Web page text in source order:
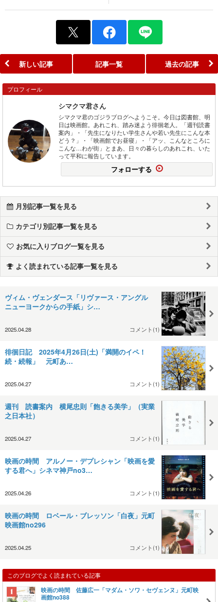
新しい記事 記事一覧 過去の記事
プロフィール
シマクマ君さん
シマクマ君のゴジラブログへようこそ。今日は図書館、明
日は映画館。あれこれ、踏み迷よう徘徊老人。「週刊読書
案内」・「先生になりたい学生さんや若い先生にこんな本
どう？」・「映画館でお昼寝」・「アッ、こんなところに
こんな…わが街」とまあ、日々の暮らしのあれこれ、いた
って平和に報告しています。
フォローする
月別記事一覧を見る
カテゴリ別記事一覧を見る
お気に入りブログ一覧を見る
よく読まれている記事一覧を見る
ヴィム・ヴェンダース「リヴァース・アングル
ニューヨークからの手紙」シ…
2025.04.28 コメント(1)
徘徊日記 2025年4月26日(土)「満開のイペ！
続・続報」 元町あ…
2025.04.27 コメント(1)
週刊 読書案内 横尾忠則「飽きる美学」（実業
之日本社）
2025.04.27 コメント(1)
映画の時間 アルノー・デプレシャン「映画を愛
する君へ」シネマ神戸no3…
2025.04.26 コメント(1)
映画の時間 ロベール・ブレッソン「白夜」元町
映画館no296
2025.04.25 コメント(1)
このブログでよく読まれている記事
映画の時間 佐藤広一「マダム・ソワ・セヴェンヌ」元町映
画館no388